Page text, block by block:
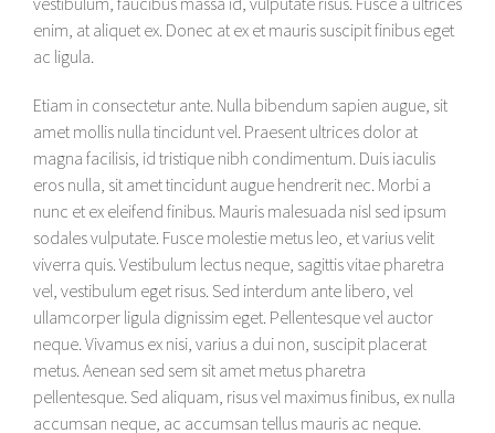
enim, at aliquet ex. Donec at ex et mauris suscipit finibus eget
ac ligula.
Etiam in consectetur ante. Nulla bibendum sapien augue, sit
amet mollis nulla tincidunt vel. Praesent ultrices dolor at
magna facilisis, id tristique nibh condimentum. Duis iaculis
eros nulla, sit amet tincidunt augue hendrerit nec. Morbi a
nunc et ex eleifend finibus. Mauris malesuada nisl sed ipsum
sodales vulputate. Fusce molestie metus leo, et varius velit
viverra quis. Vestibulum lectus neque, sagittis vitae pharetra
vel, vestibulum eget risus. Sed interdum ante libero, vel
ullamcorper ligula dignissim eget. Pellentesque vel auctor
neque. Vivamus ex nisi, varius a dui non, suscipit placerat
metus. Aenean sed sem sit amet metus pharetra
pellentesque. Sed aliquam, risus vel maximus finibus, ex nulla
accumsan neque, ac accumsan tellus mauris ac neque.